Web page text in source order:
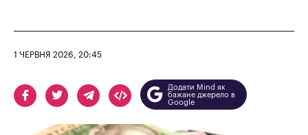
1 ЧЕРВНЯ 2026, 20:45
Додати Mind як
бажане джерело в
Google